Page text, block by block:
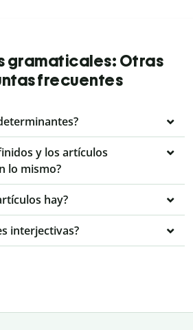
gramaticales: Otras
frecuentes
y los artículos
lo mismo?
hay?
interjectivas?